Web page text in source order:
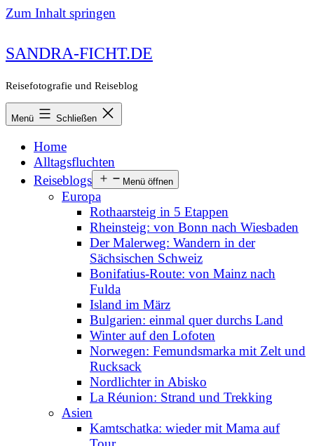
Zum Inhalt springen
SANDRA-FICHT.DE
Reisefotografie und Reiseblog
Menü Schließen
Home
Alltagsfluchten
Reiseblogs
Menü öffnen
Europa
Rothaarsteig in 5 Etappen
Rheinsteig: von Bonn nach Wiesbaden
Der Malerweg: Wandern in der
Sächsischen Schweiz
Bonifatius-Route: von Mainz nach
Fulda
Island im März
Bulgarien: einmal quer durchs Land
Winter auf den Lofoten
Norwegen: Femundsmarka mit Zelt und
Rucksack
Nordlichter in Abisko
La Réunion: Strand und Trekking
Asien
Kamtschatka: wieder mit Mama auf